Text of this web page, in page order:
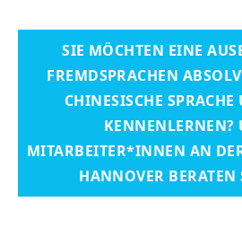
SIE MÖCHTEN EINE
FREMDSPRACHEN
CHINESISCHE
KENNENLERNEN?
MITARBEITER*INNEN AN
HANNOVER BERATEN